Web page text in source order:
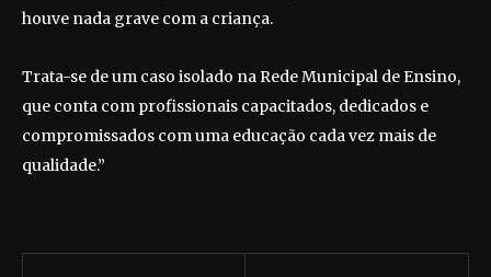
houve nada grave com a criança.
Trata-se de um caso isolado na Rede Municipal de Ensino,
que conta com profissionais capacitados, dedicados e
compromissados com uma educação cada vez mais de
qualidade.”